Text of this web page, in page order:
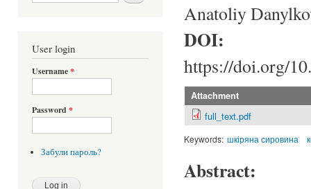
User login
Username*
Password *
Забули пароль?
Anatoliy
DOI:
https://doi.org/
Attachment
full_text.pdf
Keywords: шкіряна сировина
Abstract: